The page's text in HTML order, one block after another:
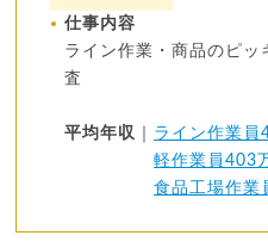
仕事内容
ライン作業・商品のピッ
査
平均年収
ライン作業員
軽作業員403
食品工場作業